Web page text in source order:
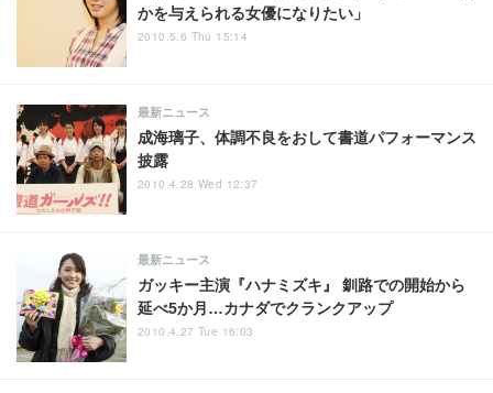
かを与えられる女優になりたい」
2010.5.6 Thu 15:14
成海璃子、体調不良をおして書道パフォーマンス
披露
最新ニュース
2010.4.28 Wed 12:37
ガッキー主演『ハナミズキ』 釧路での開始から
延べ5か月…カナダでクランクアップ
最新ニュース
2010.4.27 Tue 16:03